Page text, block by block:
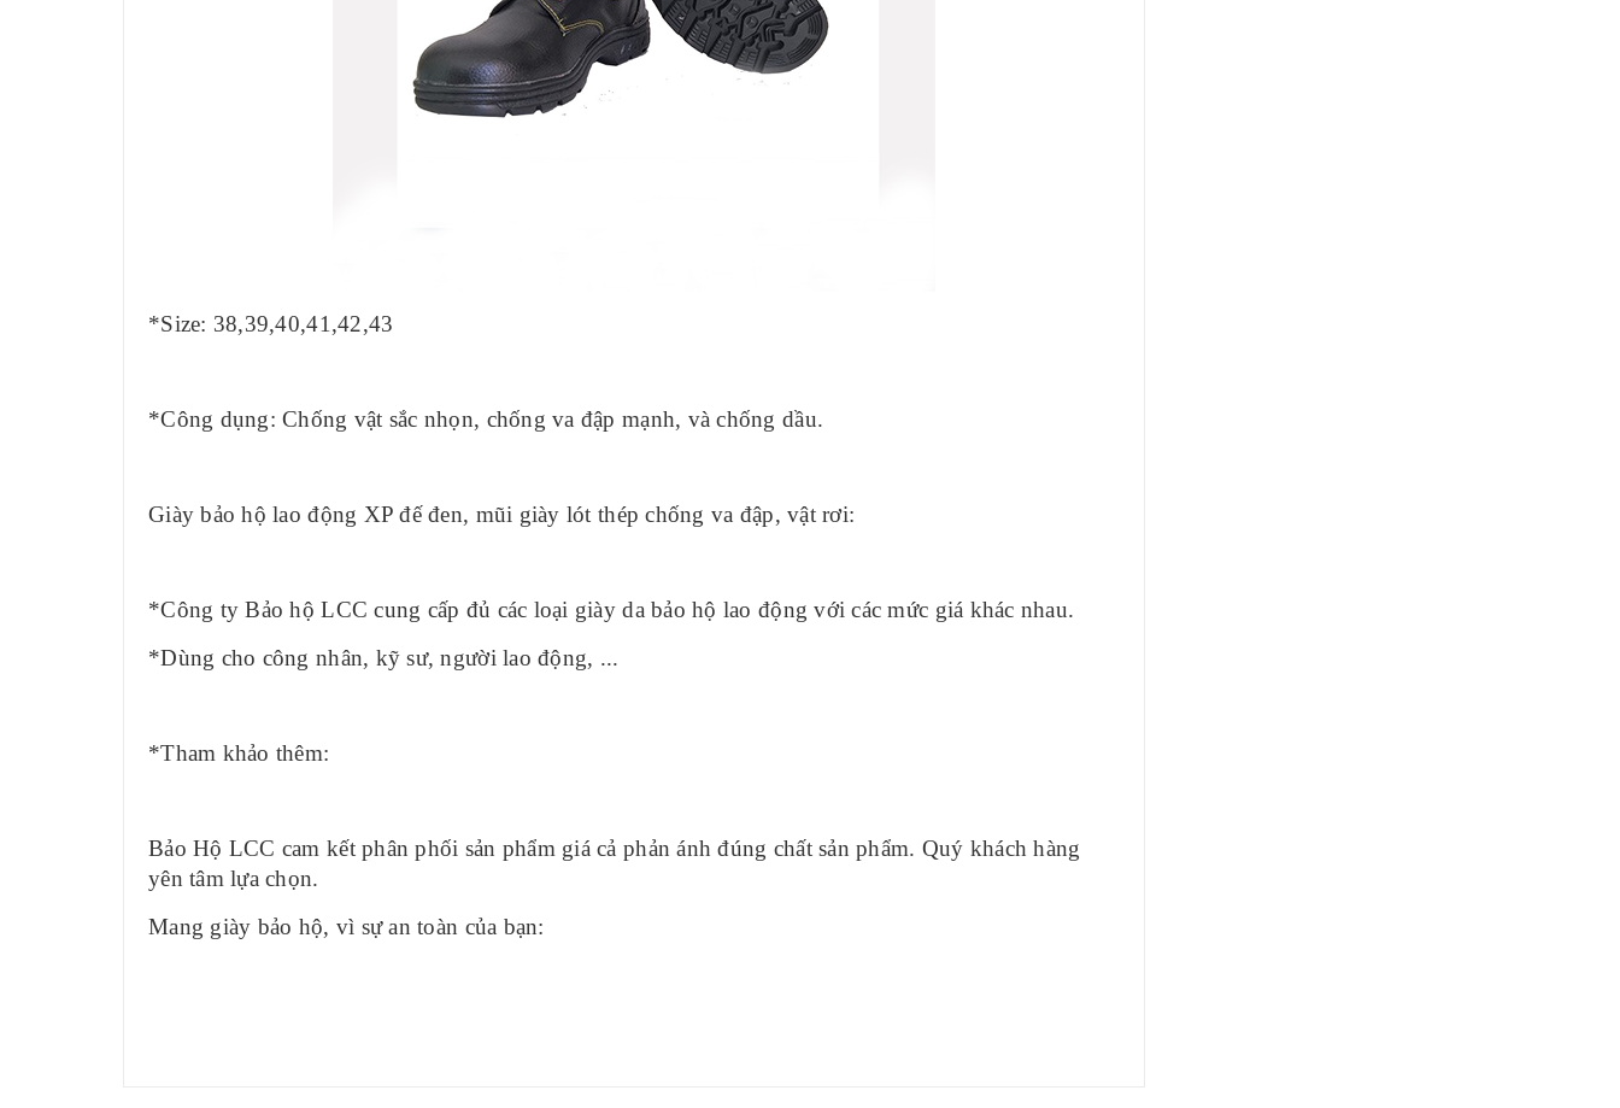
*Size: 38,39,40,41,42,43
*Công dụng: Chống vật sắc nhọn, chống va đập mạnh, và chống dầu.
Giày bảo hộ lao động XP đế đen, mũi giày lót thép chống va đập, vật rơi:
*Công ty Bảo hộ LCC cung cấp đủ các loại giày da bảo hộ lao động với các mức giá khác nhau.
*Dùng cho công nhân, kỹ sư, người lao động, ...
*Tham khảo thêm:
Bảo Hộ LCC cam kết phân phối sản phẩm giá cả phản ánh đúng chất sản phẩm. Quý khách hàng
yên tâm lựa chọn.
Mang giày bảo hộ, vì sự an toàn của bạn: